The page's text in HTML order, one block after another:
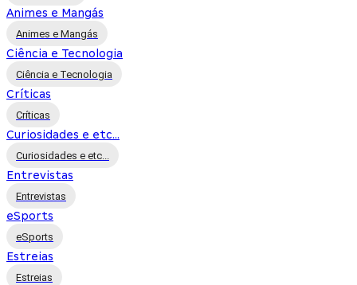
Animes e Mangás
Animes e Mangás
Ciência e Tecnologia
Ciência e Tecnologia
Críticas
Críticas
Curiosidades e etc...
Curiosidades e etc...
Entrevistas
Entrevistas
eSports
eSports
Estreias
Estreias